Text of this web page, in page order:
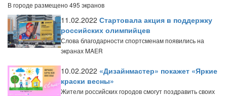
В городе размещено 495 экранов
11.02.2022 Стартовала акция в поддержку
российских олимпийцев
Слова благодарности спортсменам появились на
экранах MAER
10.02.2022 «Дизайнмастер» покажет «Яркие
краски весны»
Жители российских городов смогут поздравить своих